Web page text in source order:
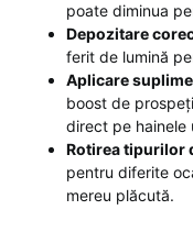
poate diminua
Depozitare
ferit de lumină
Aplicare
boost de
direct pe hainele
Rotirea tipurilor
pentru diferite
mereu plăcută.